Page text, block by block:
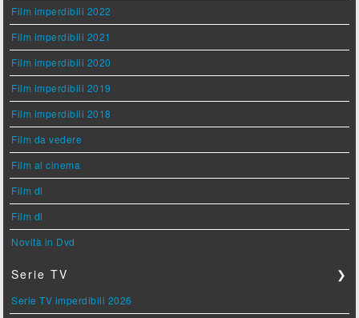
Film imperdibili 2022
Film imperdibili 2021
Film imperdibili 2020
Film imperdibili 2019
Film imperdibili 2018
Film da vedere
Film al cinema
Film di
Film di
Novità in Dvd
Serie TV ❯
Serie TV imperdibili 2026